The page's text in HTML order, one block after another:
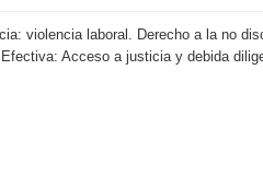
violencia laboral. Derecho a la no
Acceso a justicia y debida